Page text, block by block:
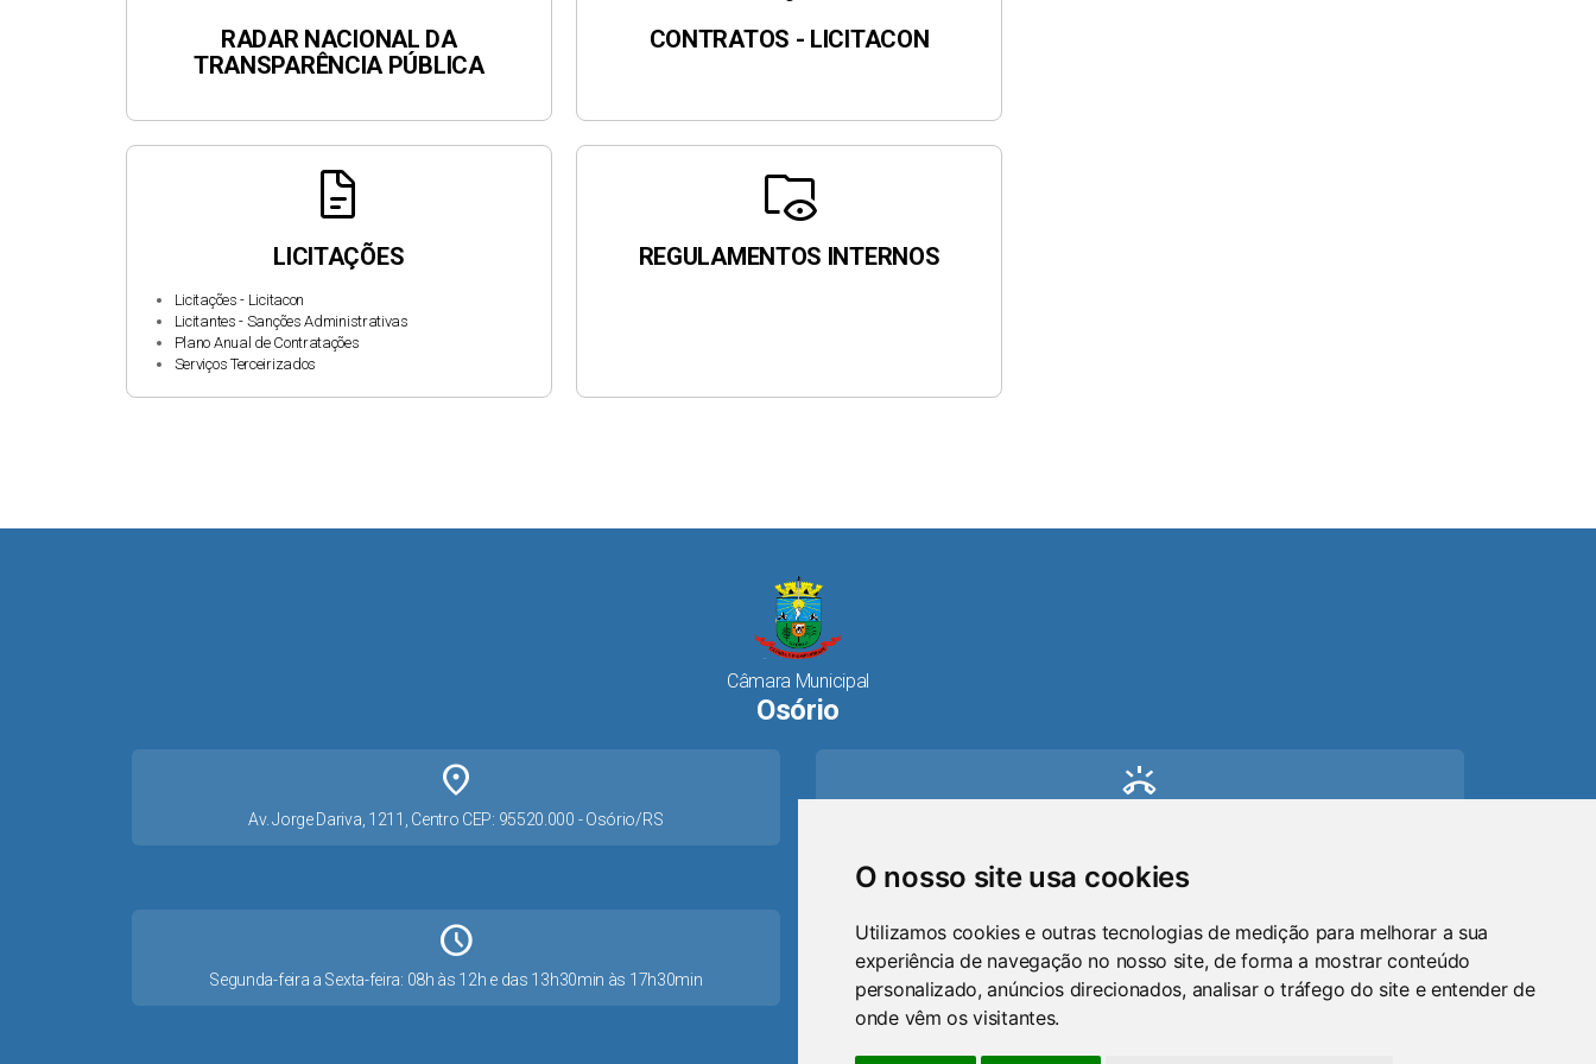
O nosso site usa cookies
Utilizamos cookies e outras tecnologias de medição para melhorar a sua
experiência de navegação no nosso site, de forma a mostrar conteúdo
personalizado, anúncios direcionados, analisar o tráfego do site e entender de
onde vêm os visitantes.
RADAR NACIONAL DA
TRANSPARÊNCIA PÚBLICA
CONTRATOS - LICITACON
docs
LICITAÇÕES
Licitações - Licitacon
Licitantes - Sanções Administrativas
Plano Anual de Contratações
Serviços Terceirizados
folder_eye
REGULAMENTOS INTERNOS
Câmara Municipal
Osório
place
Av. Jorge Dariva, 1211, Centro CEP: 95520.000 - Osório/RS
ring_volume
Schedule
Segunda-feira a Sexta-feira: 08h às 12h e das 13h30min às 17h30min
mail
Email